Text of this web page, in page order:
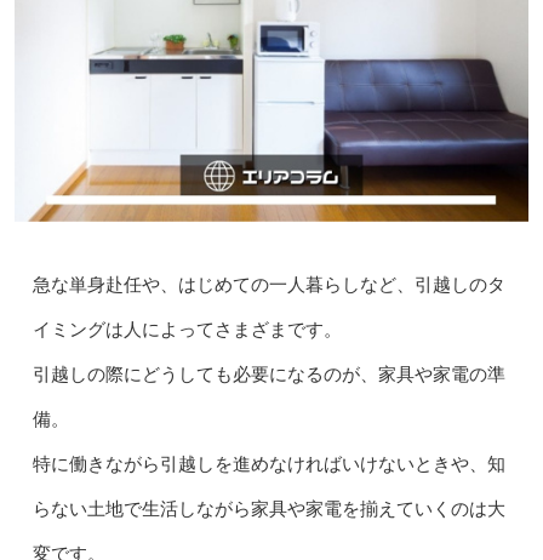
急な単身赴任や、はじめての一人暮らしなど、引越しのタ
イミングは人によってさまざまです。
引越しの際にどうしても必要になるのが、家具や家電の準
備。
特に働きながら引越しを進めなければいけないときや、知
らない土地で生活しながら家具や家電を揃えていくのは大
変です。